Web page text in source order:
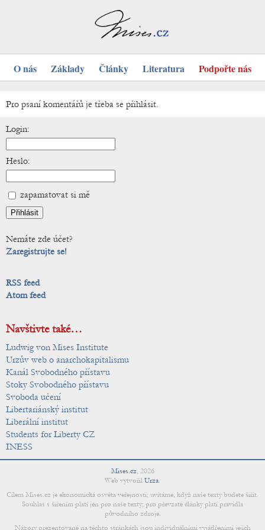
O nás Základy Články Literatura Podpořte nás
Pro psaní komentářů je třeba se přihlásit.
Login:
Heslo:
zapamatovat si mě
Nemáte zde účet?
Zaregistrujte se!
RSS feed
Atom feed
Navštivte také…
Ludwig von Mises Institute
Urzův web o anarchokapitalismu
Kanál Svobodného přístavu
Stoky Svobodného přístavu
Svoboda učení
Libertariánský institut
Liberální institut
Students for Liberty CZ
INESS
Mises.cz, 2026
Web vytvořil Urza.
Cílem Mises.cz je ekonomická osvěta veřejnosti; uvítáme, když naše texty budete šířit.
Souhlas s šířením platí jen pro naše texty; pro převzaté články platí pravidla
původního zdroje.
Názory prezentované na těchto stránkách jsou individuálními vyjádřeními jejich